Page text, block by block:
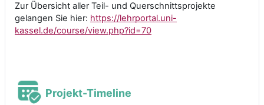
Zur Übersicht aller Teil- und Querschnittsprojekte
gelangen Sie hier: https://lehrportal.uni-
kassel.de/course/view.php?id=70
Projekt-Timeline